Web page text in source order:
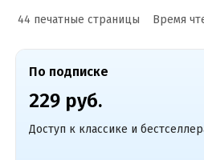
44 печатные страницы Время
По подписке
229 руб.
Доступ к классике и